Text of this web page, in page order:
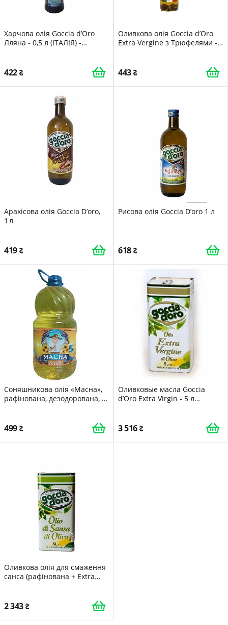
Харчова олія Goccia d’Oro
Лляна - 0,5 л (ІТАЛІЯ) -
422
Оливкова олія Goccia d’Oro
Extra Vergine з Трюфелями -
443
Арахісова олія Goccia D’oro,
1 л
419
Рисова олія Goccia D’oro 1 л
618
Соняшникова олія «Масна»,
рафінована, дезодорована, 5
499
Оливковые масла Goccia
d’Oro Extra Virgin - 5 л
3 516
Оливкова олія для смаження
санса (рафінована + Extra
2 343